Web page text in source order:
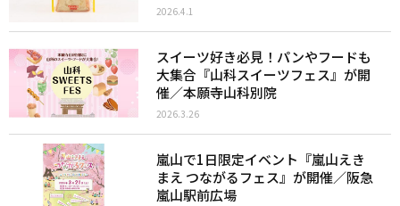
2026.4.1
スイーツ好き必見！パンやフードも
大集合『山科スイーツフェス』が開
催／本願寺山科別院
2026.3.26
嵐山で1日限定イベント『嵐山えき
まえ つながるフェス』が開催／阪急
嵐山駅前広場